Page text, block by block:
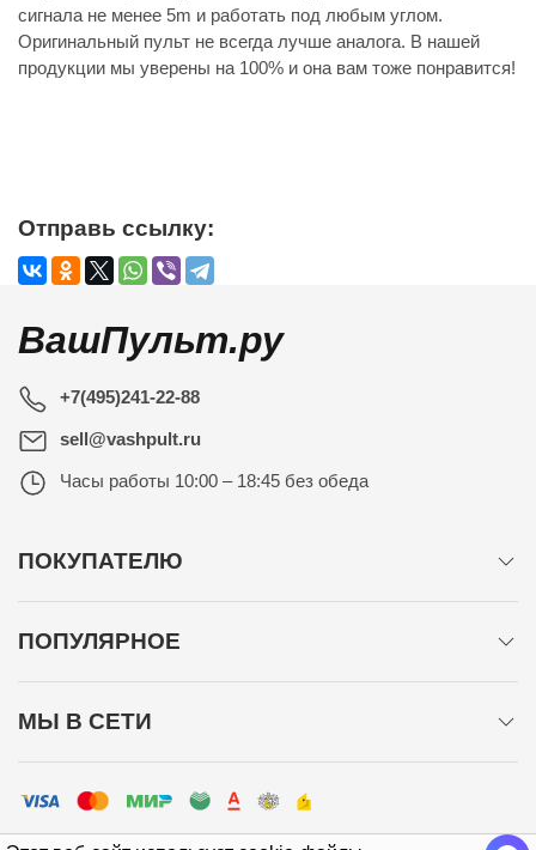
сигнала не менее 5m и работать под любым углом.
Оригинальный пульт не всегда лучше аналога. В нашей
продукции мы уверены на 100% и она вам тоже понравится!
Отправь ссылку:
ВашПульт.ру
+7(495)241-22-88
sell@vashpult.ru
Часы работы 10:00 – 18:45 без обеда
ПОКУПАТЕЛЮ
ПОПУЛЯРНОЕ
МЫ В СЕТИ